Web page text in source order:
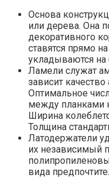
Основа
или дерева. Она
декоративного
ставятся прямо
укладываются на
Ламели служат
зависит
Оптимальное
между планками
Ширина
Толщина
Латодержатели
их независимый
вида